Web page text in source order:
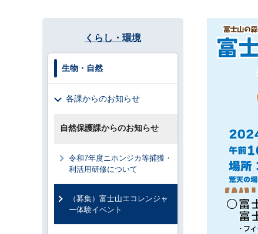
くらし・環境
生物・自然
各課からのお知らせ
自然保護課からのお知らせ
令和7年度ニホンジカ等捕獲・
利活用研修について
（募集）富士山エコレンジャ
ー体験イベント